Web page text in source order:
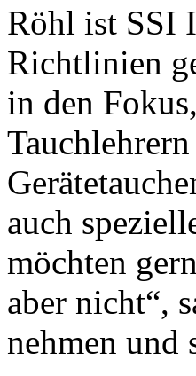
Röhl ist SSI
Richtlinien
in den
auch
möchten
aber nicht“,
nehmen und